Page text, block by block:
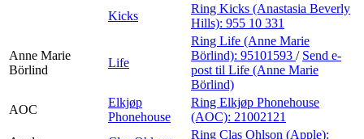
Kicks
Ring Kicks (Anastasia Beverly
Hills): 955 10 331
Anne Marie
Börlind
Life
Ring Life (Anne Marie
Börlind): 95101593 / Send e-
post til Life (Anne Marie
Börlind)
AOC
Elkjøp
Phonehouse
Ring Elkjøp Phonehouse
(AOC): 21002121
Ring Clas Ohlson (Apple):